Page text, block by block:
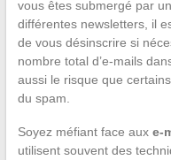
vous êtes submergé par
différentes newsletters, il
de vous désinscrire si
nombre total d’e-mails
aussi le risque que
du spam.
Soyez méfiant face aux e-
utilisent souvent des